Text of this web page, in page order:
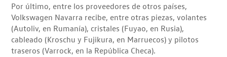
Por último, entre los proveedores de otros países,
Volkswagen Navarra recibe, entre otras piezas, volantes
(Autoliv, en Rumanía), cristales (Fuyao, en Rusia),
cableado (Kroschu y Fujikura, en Marruecos) y pilotos
traseros (Varrock, en la República Checa).